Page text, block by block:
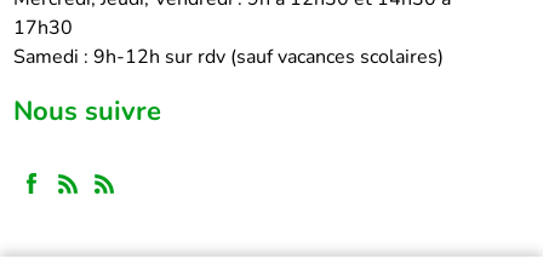
17h30
Samedi : 9h-12h sur rdv (sauf vacances scolaires)
Nous suivre